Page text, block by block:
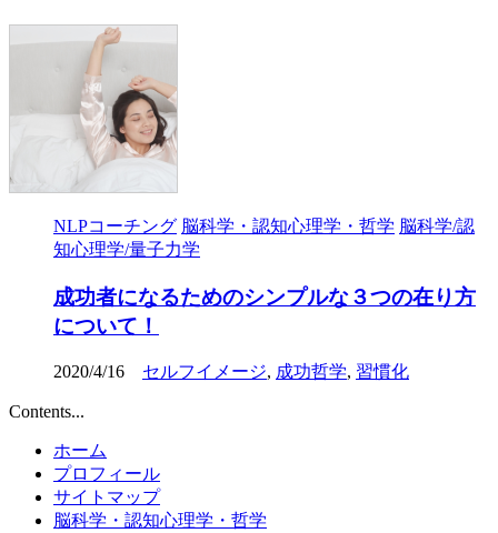
NLPコーチング 脳科学・認知心理学・哲学 脳科学/認
知心理学/量子力学
成功者になるためのシンプルな３つの在り方
について！
2020/4/16 セルフイメージ, 成功哲学, 習慣化
Contents...
ホーム
プロフィール
サイトマップ
脳科学・認知心理学・哲学